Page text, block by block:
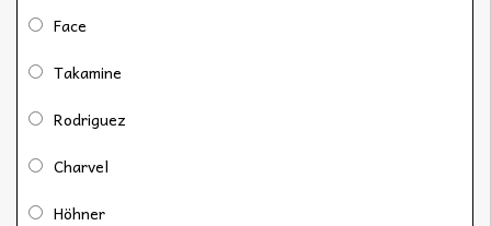
Face
Takamine
Rodriguez
Charvel
Höhner